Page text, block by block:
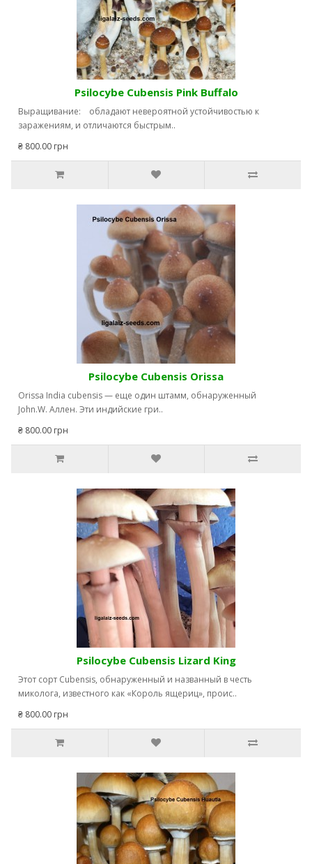
Psilocybe Сubensis Pink Buffalo
Выращивание: обладают невероятной устойчивостью к
заражениям, и отличаются быстрым..
₴ 800.00 грн
Psilocybe Сubensis Orissa
Orissa India cubensis — еще один штамм, обнаруженный
John.W. Аллен. Эти индийские гри..
₴ 800.00 грн
Psilocybe Сubensis Lizard King
Этот сорт Cubensis, обнаруженный и названный в честь
миколога, известного как «Король ящериц», проис..
₴ 800.00 грн